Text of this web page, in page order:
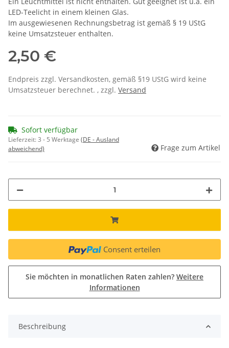
LED-Teelicht in einem kleinen Glas.
Im ausgewiesenen Rechnungsbetrag ist gemäß § 19 UStG
keine Umsatzsteuer enthalten.
2,50 €
Endpreis zzgl. Versandkosten, gemäß §19 UStG wird keine
Umsatzsteuer berechnet. , zzgl. Versand
Sofort verfügbar
Lieferzeit:3 - 5 Werktage (DE - Ausland
abweichend)
Frage zum Artikel
Consent erteilen
Sie möchten in monatlichen Raten zahlen? Weitere
Informationen
Beschreibung